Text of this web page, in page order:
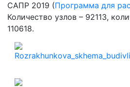
САПР 2019 (Программа для
Количество узлов – 92113,
110618.